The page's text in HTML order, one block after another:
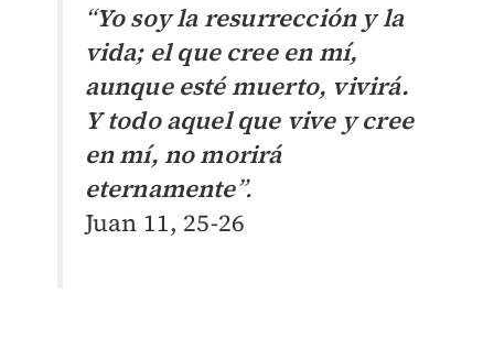
“Yo soy la resurrección y la
vida; el que cree en mí,
aunque esté muerto, vivirá.
Y todo aquel que vive y cree
en mí, no morirá
eternamente”.
Juan 11, 25-26